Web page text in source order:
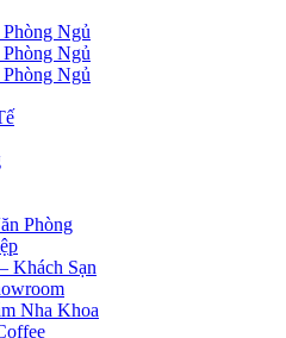
Ngủ
Ngủ
Ngủ
Phòng
Khách Sạn
Nha Khoa